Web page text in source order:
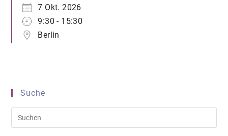
7 Okt. 2026
9:30 - 15:30
Berlin
Suche